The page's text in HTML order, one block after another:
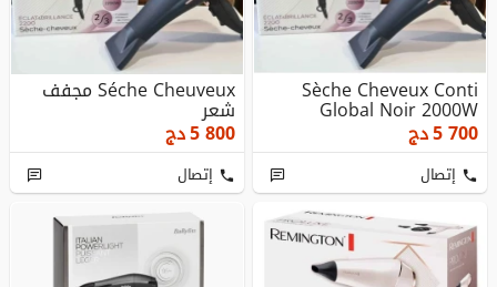
Sèche Cheveux Conti
Global Noir 2000W
5 700دج
إتصال
Séche Cheuveux مجفف
شعر
5 800دج
إتصال